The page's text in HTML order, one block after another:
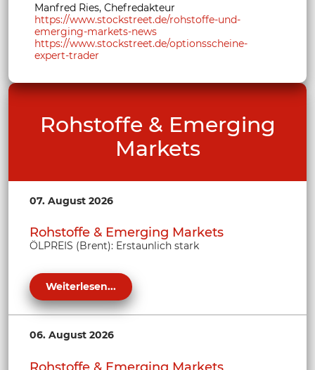
Manfred Ries, Chefredakteur
https://www.stockstreet.de/rohstoffe-und-
emerging-markets-news
https://www.stockstreet.de/optionsscheine-
expert-trader
Rohstoffe & Emerging
Markets
07. August 2026
Rohstoffe & Emerging Markets
ÖLPREIS (Brent): Erstaunlich stark
Weiterlesen...
06. August 2026